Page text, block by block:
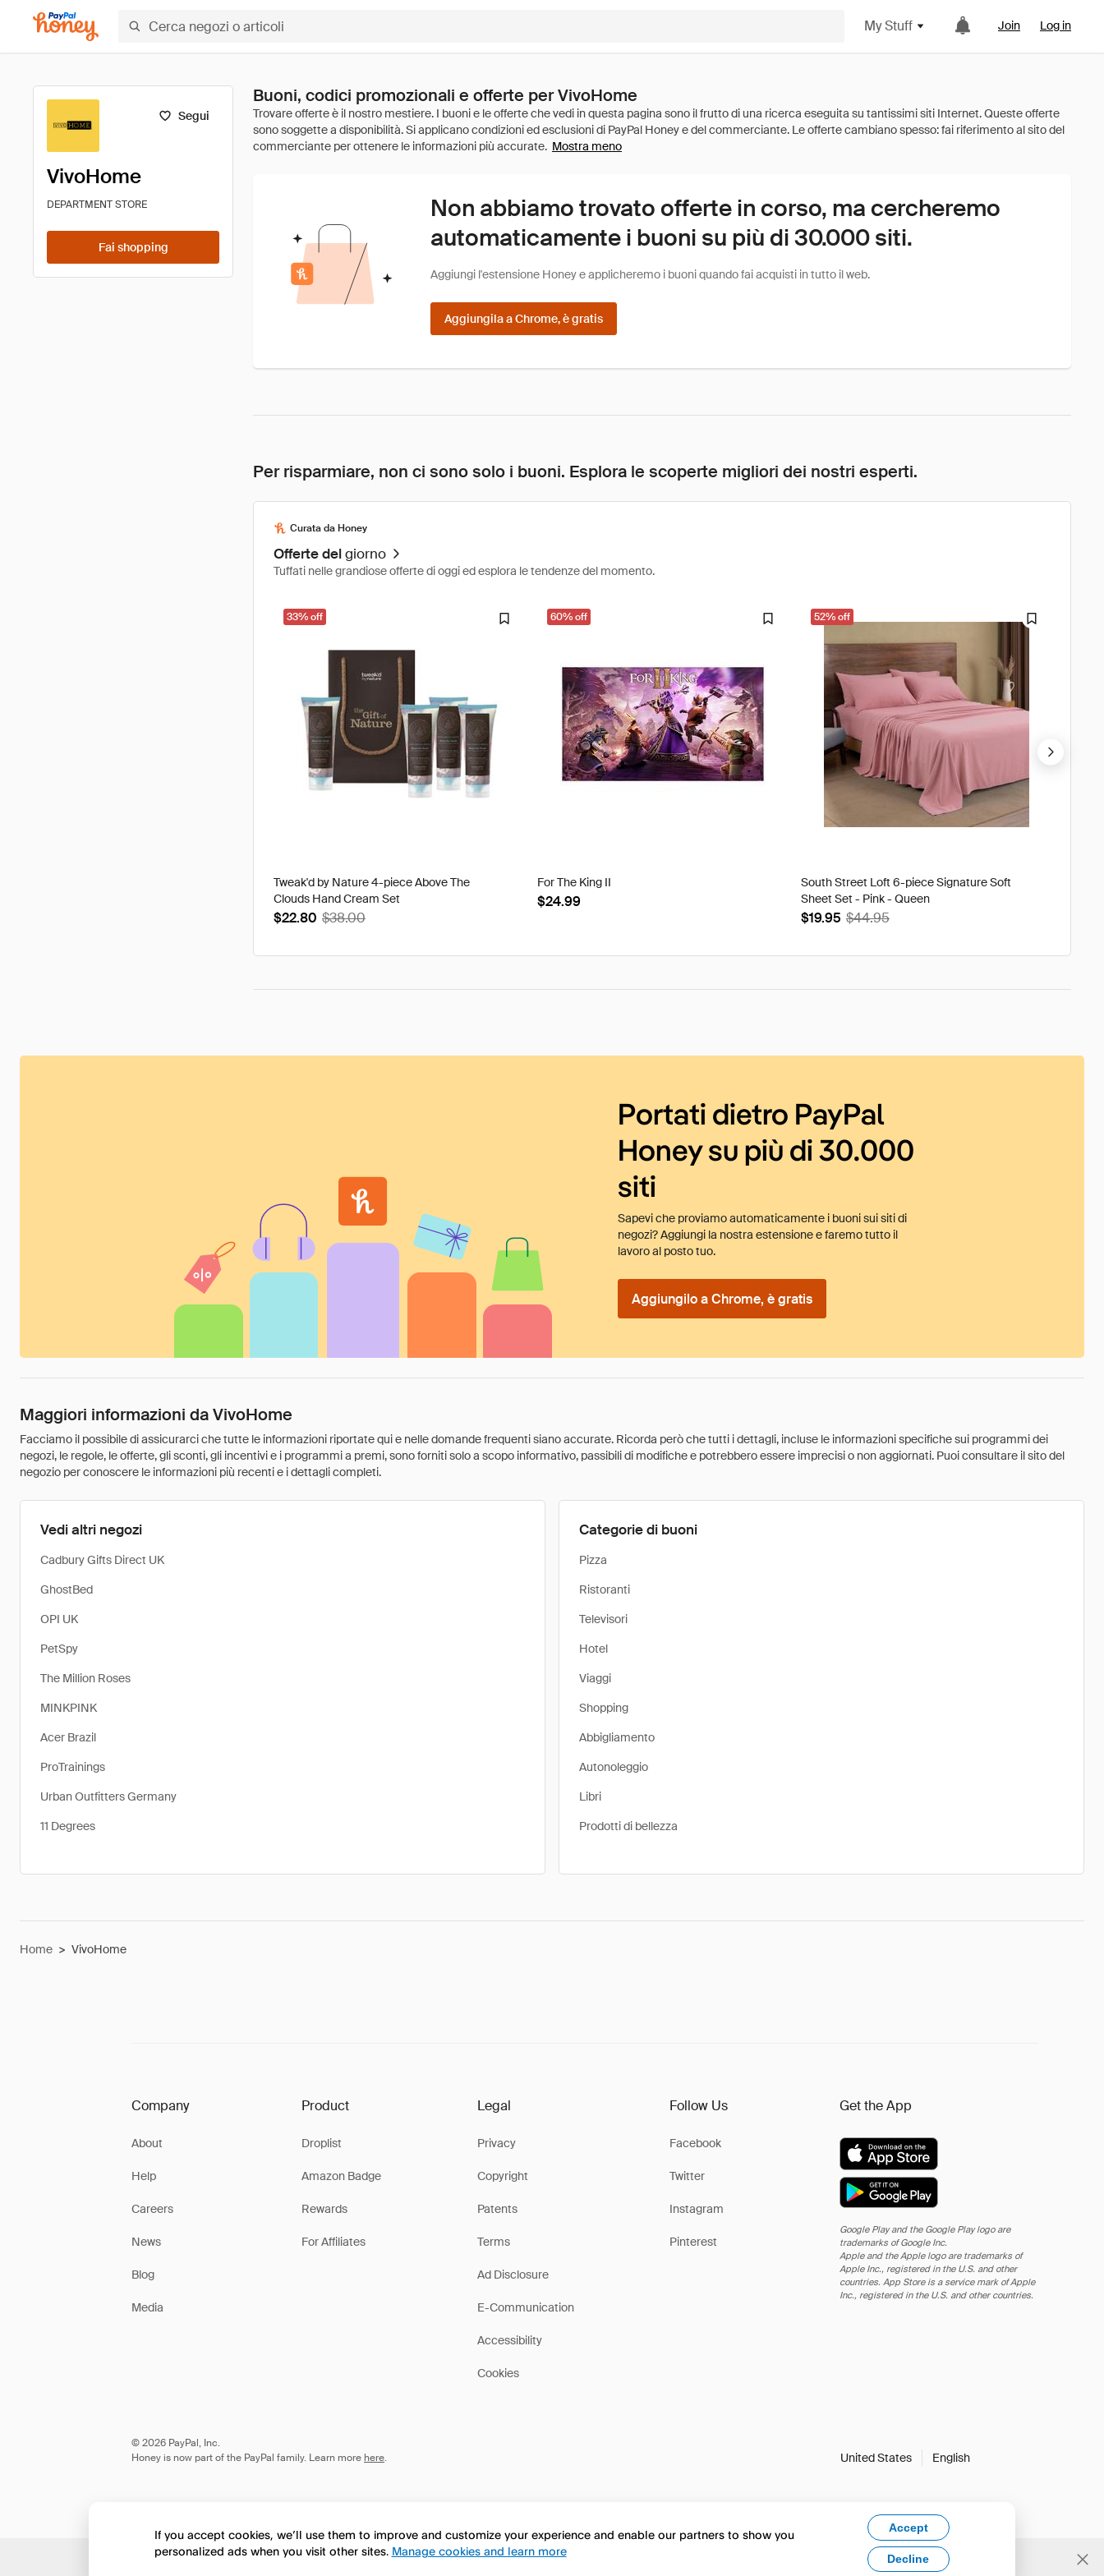
My Stuff Join Log in
Segui
VivoHome
DEPARTMENT STORE
Fai shopping
Buoni, codici promozionali e offerte per VivoHome
Mostra meno
Non abbiamo trovato offerte in corso, ma cercheremo
automaticamente i buoni su più di 30.000 siti.
Aggiungi l'estensione Honey e applicheremo i buoni quando fai acquisti in tutto il web.
Aggiungila a Chrome, è gratis
Per risparmiare, non ci sono solo i buoni. Esplora le scoperte migliori dei nostri esperti.
Curata da Honey
Offerte delgiorno
Tuffati nelle grandiose offerte di oggi ed esplora le tendenze del momento.
33% off
Tweak'd by Nature 4-piece Above The
Clouds Hand Cream Set
$22.80 $38.00
60% off
For The King II
$24.99
52% off
South Street Loft 6-piece Signature Soft
Sheet Set - Pink - Queen
$19.95 $44.95
Portati dietro PayPal
Honey su più di 30.000
siti
Sapevi che proviamo automaticamente i buoni sui siti di
negozi? Aggiungi la nostra estensione e faremo tutto il
lavoro al posto tuo.
Aggiungilo a Chrome, è gratis
Maggiori informazioni da VivoHome
Facciamo il possibile di assicurarci che tutte le informazioni riportate qui e nelle domande frequenti siano accurate. Ricorda però che tutti i dettagli, incluse le informazioni specifiche sui programmi dei
negozi, le regole, le offerte, gli sconti, gli incentivi e i programmi a premi, sono forniti solo a scopo informativo, passibili di modifiche e potrebbero essere imprecisi o non aggiornati. Puoi consultare il sito del
negozio per conoscere le informazioni più recenti e i dettagli completi.
Vedi altri negozi
Cadbury Gifts Direct UK
GhostBed
OPI UK
PetSpy
The Million Roses
MINKPINK
Acer Brazil
ProTrainings
Urban Outfitters Germany
11 Degrees
Categorie di buoni
Pizza
Ristoranti
Televisori
Hotel
Viaggi
Shopping
Abbigliamento
Autonoleggio
Libri
Prodotti di bellezza
Home > VivoHome
Company
About
Help
Careers
News
Blog
Media
Product
Droplist
Amazon Badge
Rewards
For Affiliates
Legal
Privacy
Copyright
Patents
Terms
Ad Disclosure
E-Communication
Accessibility
Cookies
Follow Us
Facebook
Twitter
Instagram
Pinterest
Get the App
Google Play and the Google Play logo are
trademarks of Google Inc.
Apple and the Apple logo are trademarks of
Apple Inc., registered in the U.S. and other
countries. App Store is a service mark of Apple
Inc., registered in the U.S. and other countries.
© 2026 PayPal, Inc.
Honey is now part of the PayPal family. Learn more here. United States English
If you accept cookies, we’ll use them to improve and customize your experience and enable our partners to show you
personalized ads when you visit other sites. Manage cookies and learn more
Accept
Decline